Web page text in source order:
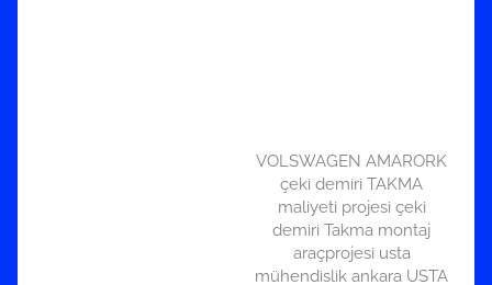
VOLSWAGEN AMARORK
çeki demiri TAKMA
maliyeti projesi çeki
demiri Takma montaj
araçprojesi usta
mühendislik ankara USTA